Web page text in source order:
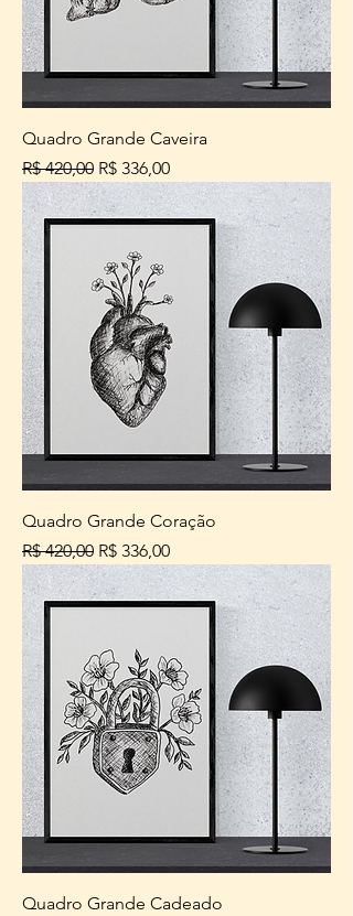
Quadro Grande Caveira
Preço normal
R$ 420,00 Preço promocional
R$ 336,00
Quadro Grande Coração
Preço normal
R$ 420,00 Preço promocional
R$ 336,00
Quadro Grande Cadeado